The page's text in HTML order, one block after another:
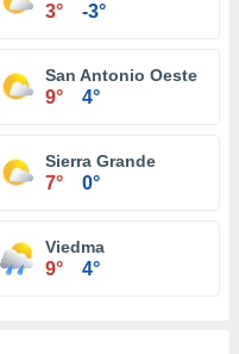
3° -3°
San Antonio Oeste
9° 4°
Sierra Grande
7° 0°
Viedma
9° 4°